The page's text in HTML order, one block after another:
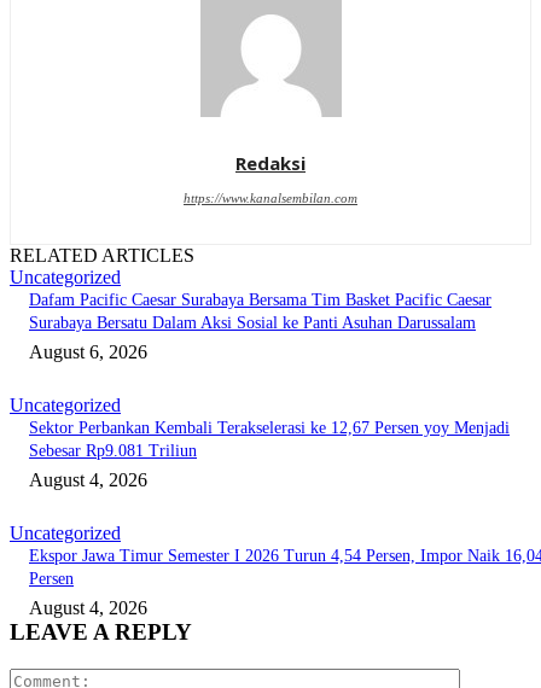
Redaksi
https://www.kanalsembilan.com
RELATED ARTICLES
Uncategorized
Dafam Pacific Caesar Surabaya Bersama Tim Basket Pacific Caesar
Surabaya Bersatu Dalam Aksi Sosial ke Panti Asuhan Darussalam
August 6, 2026
Uncategorized
Sektor Perbankan Kembali Terakselerasi ke 12,67 Persen yoy Menjadi
Sebesar Rp9.081 Triliun
August 4, 2026
Uncategorized
Ekspor Jawa Timur Semester I 2026 Turun 4,54 Persen, Impor Naik
Persen
August 4, 2026
LEAVE A REPLY